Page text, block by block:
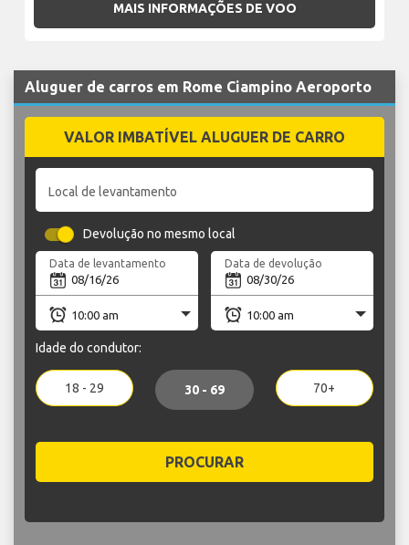
MAIS INFORMAÇÕES DE VOO
Aluguer de carros em Rome Ciampino Aeroporto
VALOR IMBATÍVEL ALUGUER DE CARRO
Local de levantamento
Devolução no mesmo local
Data de levantamento Data de devolução
Idade do condutor:
18 - 29 30 - 69 70+
PROCURAR